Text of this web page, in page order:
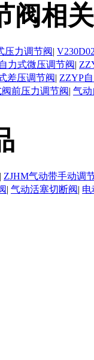
阀相
压力调节阀|
力式微压调节阀|
差压调节阀| ZZYP
前压力调节阀| 气
| ZJHM气动带手动调
| 气动活塞切断阀| 电